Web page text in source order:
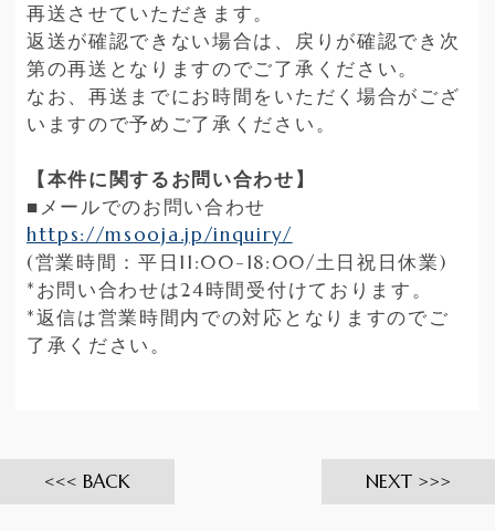
再送させていただきます。
返送が確認できない場合は、戻りが確認でき次
第の再送となりますのでご了承ください。
なお、再送までにお時間をいただく場合がござ
いますので予めご了承ください。
【本件に関するお問い合わせ】
■メールでのお問い合わせ
https://msooja.jp/inquiry/
(営業時間：平日11:00-18:00/土日祝日休業)
*お問い合わせは24時間受付けております。
*返信は営業時間内での対応となりますのでご
了承ください。
BACK NEXT